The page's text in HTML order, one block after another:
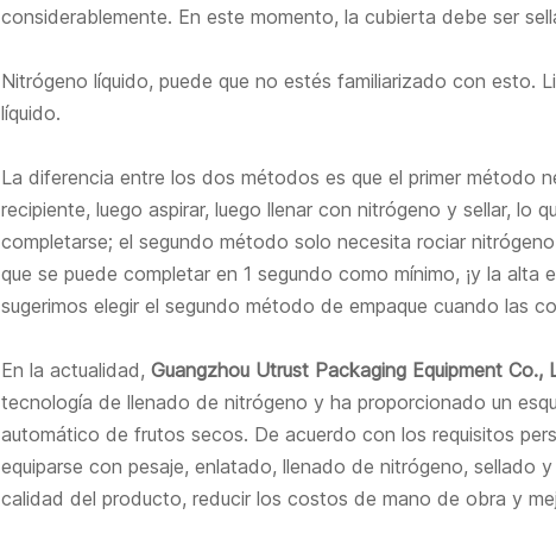
considerablemente. En este momento, la cubierta debe ser
Nitrógeno líquido, puede que no estés familiarizado con esto.
líquido.
La diferencia entre los dos métodos es que el primer método
recipiente, luego aspirar, luego llenar con nitrógeno y sellar, lo
completarse; el segundo método solo necesita rociar
que se puede completar en 1 segundo como mínimo, ¡y la
sugerimos elegir el segundo método de empaque cuando las
En la actualidad, Guangzhou Utrust Packaging Equipment Co.,
tecnología de llenado de nitrógeno y ha proporcionado un
automático de frutos secos. De acuerdo con los requisitos
equiparse con pesaje, enlatado, llenado de nitrógeno, sellado
calidad del producto, reducir los costos de mano de obra y